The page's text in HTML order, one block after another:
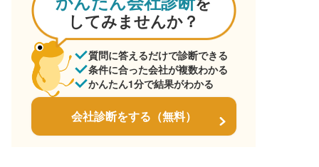
してみませんか？
質問に答えるだけで診断できる
条件に合った会社が複数わかる
かんたん1分で結果がわかる
会社診断をする（無料）